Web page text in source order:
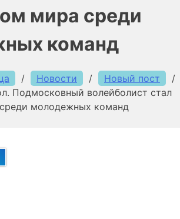
мира среди
команд
/ Новости / Новый пост
/
Подмосковный волейболист стал
молодежных команд